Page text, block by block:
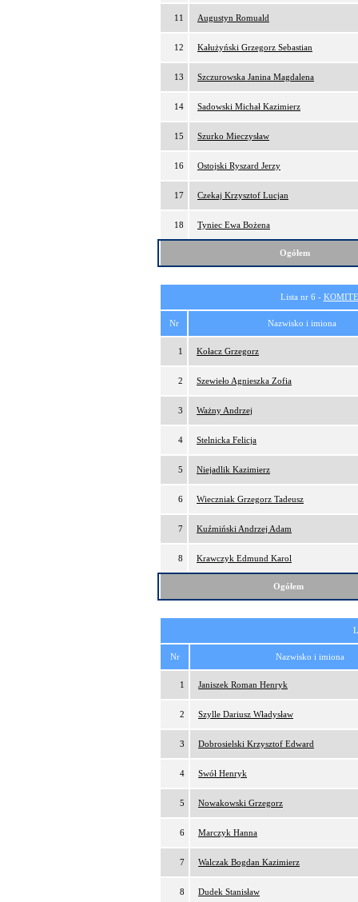
11 Augustyn Romuald
12 Kałużyński Grzegorz Sebastian
13 Szczurowska Janina Magdalena
14 Sadowski Michał Kazimierz
15 Szurko Mieczysław
16 Ostojski Ryszard Jerzy
17 Czekaj Krzysztof Lucjan
18 Tyniec Ewa Bożena
Ogółem
Lista nr 6 -
Nr Nazwisko i imiona
1 Kołacz Grzegorz
2 Szewieło Agnieszka Zofia
3 Ważny Andrzej
4 Stelnicka Felicja
5 Niejadlik Kazimierz
6 Wieczniak Grzegorz Tadeusz
7 Kuźmiński Andrzej Adam
8 Krawczyk Edmund Karol
Ogółem
Nr Nazwisko i imiona
1 Janiszek Roman Henryk
2 Szylle Dariusz Władysław
3 Dobrosielski Krzysztof Edward
4 Swół Henryk
5 Nowakowski Grzegorz
6 Marczyk Hanna
7 Walczak Bogdan Kazimierz
8 Dudek Stanisław